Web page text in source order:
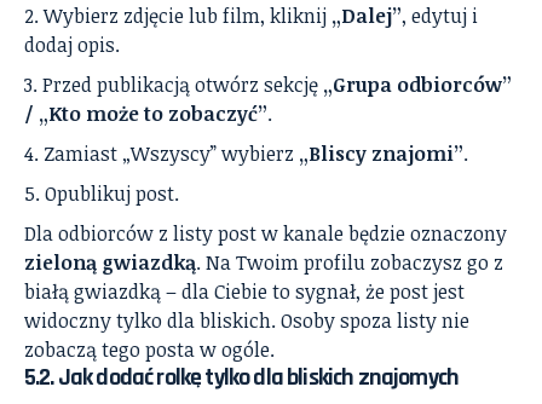
Wybierz zdjęcie lub film, kliknij „Dalej”, edytuj i
dodaj opis.
Przed publikacją otwórz sekcję „Grupa odbiorców”
/ „Kto może to zobaczyć”.
Zamiast „Wszyscy” wybierz „Bliscy znajomi”.
Opublikuj post.
Dla odbiorców z listy post w kanale będzie oznaczony
zieloną gwiazdką. Na Twoim profilu zobaczysz go z
białą gwiazdką – dla Ciebie to sygnał, że post jest
widoczny tylko dla bliskich. Osoby spoza listy nie
zobaczą tego posta w ogóle.
5.2. Jak dodać rolkę tylko dla bliskich znajomych